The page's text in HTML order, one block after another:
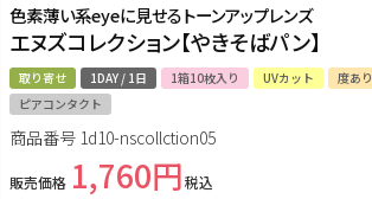
色素薄い系eyeに見せるトーンアップレンズ
エヌズコレクション【やきそばパン】
取り寄せ 1DAY / 1日 1箱10枚入り UVカット 度あり
ピアコンタクト
商品番号 1d10-nscollction05
販売価格 1,760
税込